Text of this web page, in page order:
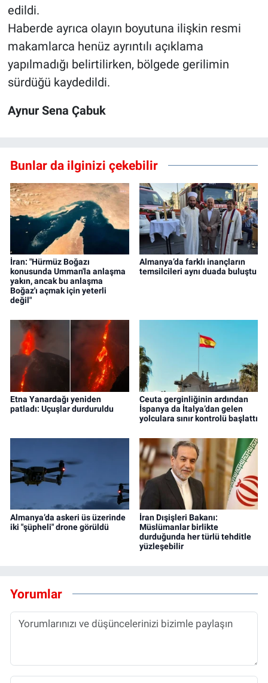
edildi.
Haberde ayrıca olayın boyutuna ilişkin resmi
makamlarca henüz ayrıntılı açıklama
yapılmadığı belirtilirken, bölgede gerilimin
sürdüğü kaydedildi.
Aynur Sena Çabuk
Bunlar da ilginizi çekebilir
İran: "Hürmüz Boğazı
konusunda Umman'la anlaşma
yakın, ancak bu anlaşma
Boğaz'ı açmak için yeterli
değil"
Almanya’da farklı inançların
temsilcileri aynı duada buluştu
Etna Yanardağı yeniden
patladı: Uçuşlar durduruldu
Ceuta gerginliğinin ardından
İspanya da İtalya’dan gelen
yolculara sınır kontrolü başlattı
Almanya’da askeri üs üzerinde
iki "şüpheli" drone görüldü
İran Dışişleri Bakanı:
Müslümanlar birlikte
durduğunda her türlü tehditle
yüzleşebilir
Yorumlar